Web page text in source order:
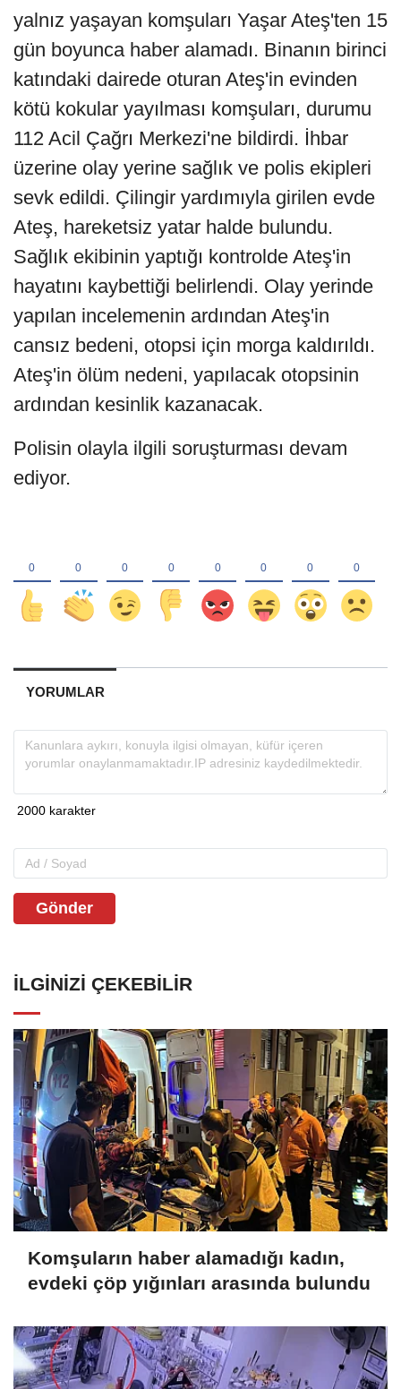
yalnız yaşayan komşuları Yaşar Ateş'ten 15
gün boyunca haber alamadı. Binanın birinci
katındaki dairede oturan Ateş'in evinden
kötü kokular yayılması komşuları, durumu
112 Acil Çağrı Merkezi'ne bildirdi. İhbar
üzerine olay yerine sağlık ve polis ekipleri
sevk edildi. Çilingir yardımıyla girilen evde
Ateş, hareketsiz yatar halde bulundu.
Sağlık ekibinin yaptığı kontrolde Ateş'in
hayatını kaybettiği belirlendi. Olay yerinde
yapılan incelemenin ardından Ateş'in
cansız bedeni, otopsi için morga kaldırıldı.
Ateş'in ölüm nedeni, yapılacak otopsinin
ardından kesinlik kazanacak.
Polisin olayla ilgili soruşturması devam
ediyor.
YORUMLAR
Gönder
İLGINIZI ÇEKEBILIR
Komşuların haber alamadığı kadın,
evdeki çöp yığınları arasında bulundu